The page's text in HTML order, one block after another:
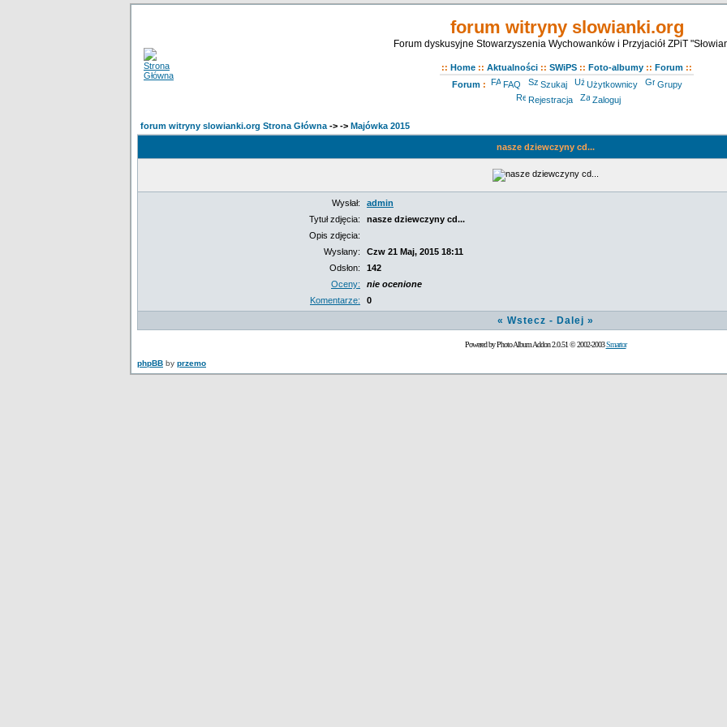
forum witryny slowianki.org
Forum dyskusyjne Stowarzyszenia Wychowanków i Przyjaciół ZPiT
:: Home :: Aktualności :: SWiPS :: Foto-albumy :: Forum ::
Forum: FAQ Szukaj Użytkownicy
Grupy
Rejestracja
Zaloguj
forum witryny slowianki.org Strona Główna -> -> Majówka 2015
nasze dziewczyny cd...
Wysłał:
admin
Tytuł zdjęcia:
nasze dziewczyny cd...
Opis zdjęcia:
Wysłany:
Czw 21 Maj, 2015 18:11
Odsłon:
142
Oceny:
nie ocenione
Komentarze:
0
« Wstecz - Dalej »
Powered by Photo Album Addon 2.0.51 © 2002-2003Smartor
phpBB by przemo